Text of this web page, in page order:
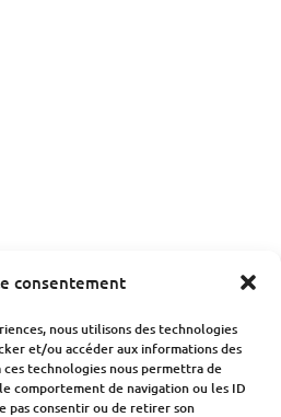
consentement
nous utilisons des technologies
et/ou accéder aux informations des
technologies nous permettra de
comportement de navigation ou les ID
pas consentir ou de retirer son